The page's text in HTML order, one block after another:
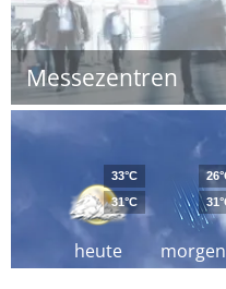
Messezentren
heute
33°C
31°C
morgen